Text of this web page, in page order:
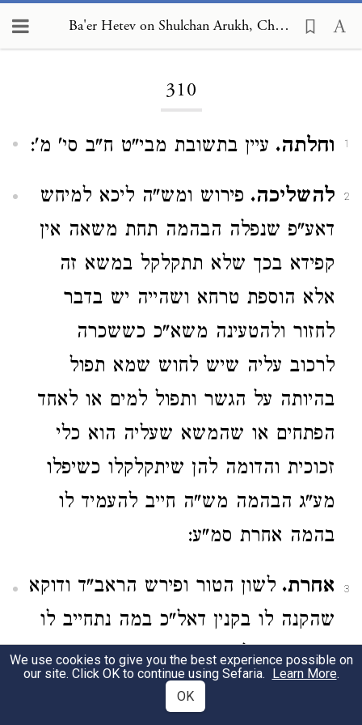
Ba'er Hetev on Shulchan Arukh, Choshen Mishpat 310
310
1 וחלתה. עיין בתשובת מבי"ט ח"ב סי' מ':
2 להשליכה. פירוש ומש"ה ליכא למיחש
דאע"פ שנפלה הבהמה תחת משאה אין
קפידא בכך שלא תתקלקל במשא זה
אלא הוספת טרחא ושהייה יש בדבר
לחזור ולהטעינה משא"כ כששכרה
לרכוב עליה שיש לחוש שמא תפול
בהיותה על הגשר ותפול למים או לאחד
הפתחים או שהמשא שעליה הוא כלי
זכוכית והדומה להן שיתקלקלו כשיפלו
מע"ג הבהמה מש"ה חייב להעמיד לו
בהמה אחרת סמ"ע:
3 אחרת. לשון הטור ופירש הראב"ד ודוקא
שהקנה לו בקנין דאל"כ במה נתחייב לו
כו' וא"א ז"ל כתב דבמשיכת החמור
נשתעבדו נכסי המשכיר להעמיד לו חמור
We use cookies to give you the best experience possible on
our site. Click OK to continue using Sefaria. Learn More.
OK